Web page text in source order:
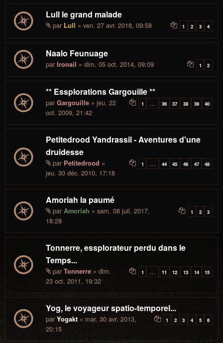
Lull le grand malade
1 2 3 4
par Lull » ven. 27 avr. 2018, 09:58
Naalo Feunuage
1 2
par Ironail » dim. 05 oct. 2014, 09:09
** Essplorations Gargouille **
1 … 36 37 38 39 40
par Gargouille » jeu. 22
oct. 2009, 21:42
Petitedrood Yandrassil - Aventures d'une
druidesse
1 … 44 45 46 47 48
par Petitedrood »
jeu. 30 déc. 2010, 17:18
Amoriah la paumé
1 2 3
par Amoriah » sam. 08 juil. 2017,
18:28
Tonnerre, essplorateur perdu dans le
Temps...
1 … 11 12 13 14 15
par Tonnerre » dim.
23 oct. 2011, 19:32
Yog, le voyageur spatio-temporel...
1 2 3 4 5 6
par Yogakt » mar. 30 avr. 2013,
20:15